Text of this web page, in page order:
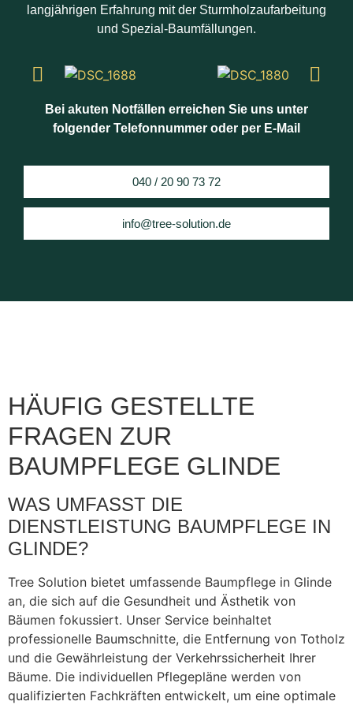
langjährigen Erfahrung mit der Sturmholzaufarbeitung
und Spezial-Baumfällungen.
Bei akuten Notfällen erreichen Sie uns unter
folgender Telefonnummer oder per E-Mail
040 / 20 90 73 72
info@tree-solution.de
HÄUFIG GESTELLTE
FRAGEN ZUR
BAUMPFLEGE GLINDE
WAS UMFASST DIE
DIENSTLEISTUNG BAUMPFLEGE IN
GLINDE?
Tree Solution bietet umfassende Baumpflege in Glinde
an, die sich auf die Gesundheit und Ästhetik von
Bäumen fokussiert. Unser Service beinhaltet
professionelle Baumschnitte, die Entfernung von Totholz
und die Gewährleistung der Verkehrssicherheit Ihrer
Bäume. Die individuellen Pflegepläne werden von
qualifizierten Fachkräften entwickelt, um eine optimale